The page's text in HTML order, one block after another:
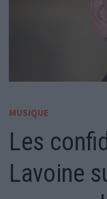
MUSIQUE
Les
Lavoine